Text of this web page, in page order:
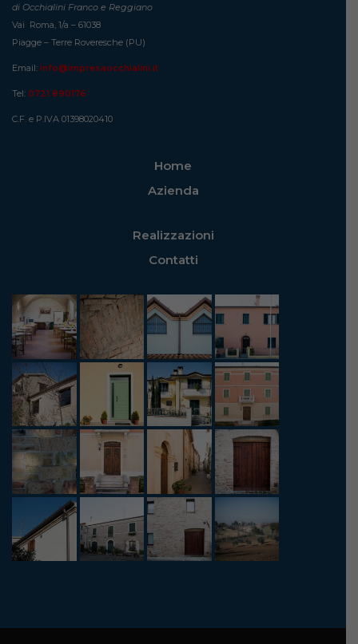
di Occhialini Franco e Reggiano
Vai Roma, 1/a – 61038
Piagge – Terre Roveresche (PU)
Email: info@impresaocchialini.it
Tel: 0721 890176
C.F. e P.IVA 01398020410
Home
Azienda
Realizzazioni
Contatti